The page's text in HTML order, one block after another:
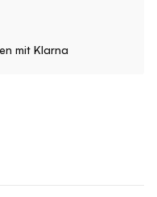
mit Klarna